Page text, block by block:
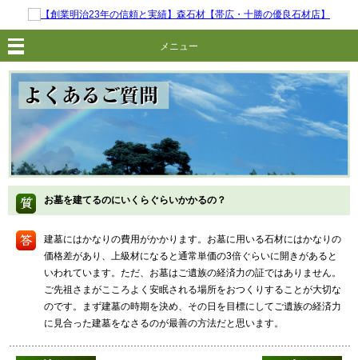
メニュー
お墓を建てるのにいくらぐらいかかるの？
建墓にはかなりの費用がかかります。お墓に用いる石材にはかなりの
価格差があり、上級材になると通常単価の3倍ぐらいに開きがあると
いわれています。ただ、お墓はご遺族の経済力の証ではありません。
ご先祖さまがこころよく安眠される場所をおつくりすることが大切な
のです。まず建墓の時期を決め、その日を目標にしてご遺族の経済力
に見合った建墓をなさるのが最善の方法だと思います。